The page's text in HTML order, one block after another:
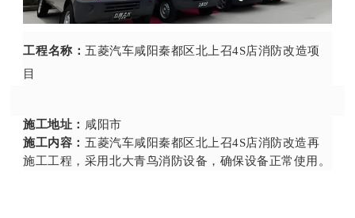
工程名称：五菱汽车咸阳秦都区北上召4S店消防改造项
目
施工地址： 咸阳市
施工内容： 五菱汽车咸阳秦都区北上召4S店消防改造再
施工工程，采用北大青鸟消防设备，确保设备正常使用 。